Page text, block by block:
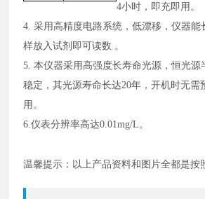
4小时，即充即用。
4. 采用高精度电路系统，低漂移，仪器能
样放入试剂即可读数 。
5. 本仪器采用高强度长寿命光源，恒光源
稳定，其光源寿命长达20年，开机时无需
用。
6.仪表分辨率高达0.01mg/L。
温馨提示：以上产品资料和图片全都是按